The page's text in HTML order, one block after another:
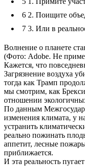
6 2. Поищите
7 3. Или в
Волнение о планете
(Фото: Adobe. Не
Кажется, что
Загрязнение воздуха
тогда как Трамп
мы смотрим, как
отношении
По данным
изменения климата, у
устранить
реально пожинать
аппетит, лесные
приближается.
И эта реальность